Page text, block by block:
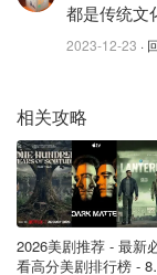
关于洗浴文化
对北方人觉得再
害羞😳。
北方：一般来说
都是传统文
2023-12-23 ·
相关攻略
2026美剧推荐 - 最新
看高分美剧排行榜 - 8